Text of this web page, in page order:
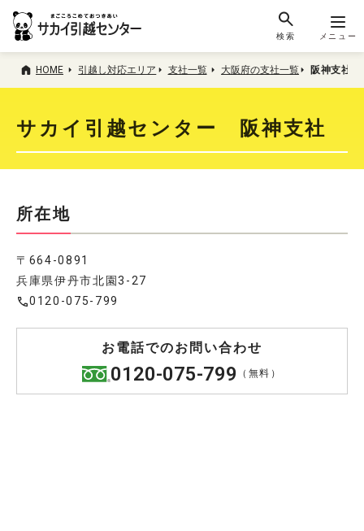
検索 メニュー
HOME 引越し対応エリア 支社一覧 大阪府の支社一覧 阪神支社
サカイ引越センター 阪神支社
所在地
〒664-0891
兵庫県伊丹市北園3-27
0120-075-799
お電話でのお問い合わせ
0120-075-799 （無料）